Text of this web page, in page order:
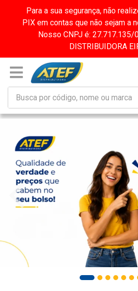
Para a sua segurança, não
PIX em contas que não sejam a
Nosso CNPJ é: 27.717.135/
DISTRIBUIDORA